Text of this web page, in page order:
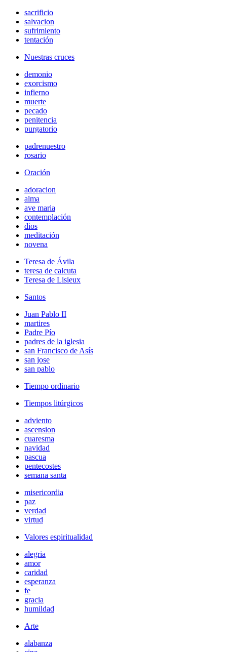
sacrificio
salvacion
sufrimiento
tentación
Nuestras cruces
demonio
exorcismo
infierno
muerte
pecado
penitencia
purgatorio
padrenuestro
rosario
Oración
adoracion
alma
ave maria
contemplación
dios
meditación
novena
Teresa de Ávila
teresa de calcuta
Teresa de Lisieux
Santos
Juan Pablo II
martires
Padre Pío
padres de la iglesia
san Francisco de Asís
san jose
san pablo
Tiempo ordinario
Tiempos litúrgicos
adviento
ascension
cuaresma
navidad
pascua
pentecostes
semana santa
misericordia
paz
verdad
virtud
Valores espiritualidad
alegria
amor
caridad
esperanza
fe
gracia
humildad
Arte
alabanza